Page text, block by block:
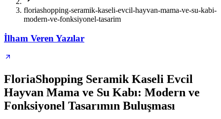
floriashopping-seramik-kaseli-evcil-hayvan-mama-ve-su-kabi-
modern-ve-fonksiyonel-tasarim
İlham Veren Yazılar
FloriaShopping Seramik Kaseli Evcil
Hayvan Mama ve Su Kabı: Modern ve
Fonksiyonel Tasarımın Buluşması